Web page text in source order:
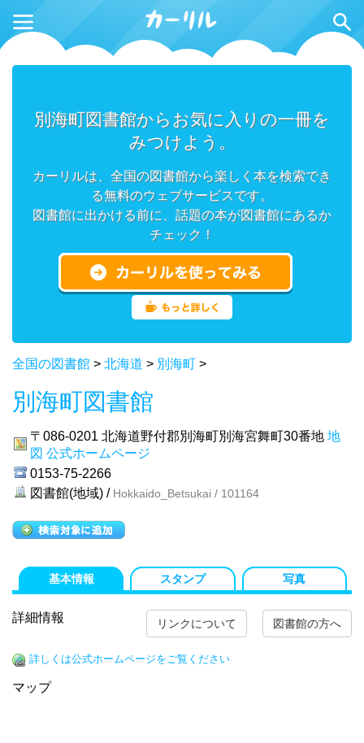
別海町図書館からお気に入りの一冊を
みつけよう。
カーリルは、全国の図書館から楽しく本を検索でき
る無料のウェブサービスです。
図書館に出かける前に、話題の本が図書館にあるか
チェック！
全国の図書館 > 北海道 > 別海町 >
別海町図書館
〒086-0201 北海道野付郡別海町別海宮舞町30番地 地
図 公式ホームページ
0153-75-2266
図書館(地域) / Hokkaido_Betsukai / 101164
基本情報 スタンプ 写真
リンクについて 図書館の方へ
詳細情報
詳しくは公式ホームページをご覧ください
マップ